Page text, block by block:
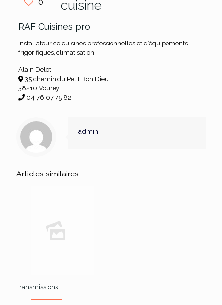
0
cuisine
RAF Cuisines pro
Installateur de cuisines professionnelles et d’équipements
frigorifiques, climatisation
Alain Delot
35 chemin du Petit Bon Dieu
38210 Vourey
04 76 07 75 82
admin
Articles similaires
Transmissions